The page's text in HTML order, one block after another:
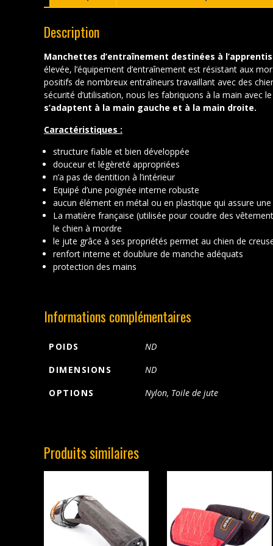
Description
Manchettes d’entraînement destinées à
élevée, l’équipement d’entraînement est résistant aux
positifs de nombreux entraîneurs travaillant avec des
sécurité d’utilisation, nous les fabriquons à la main avec
s’adaptent à la main gauche et à la main droite.
Caractéristiques :
structure fiable et bien développée
douceur et légèreté appropriées
n’a pas de dentition à l’intérieur
Equipé d’une poignée interne robuste
aucun élément en métal ou en plastique qui assure
La matière française (utilisée pour coudre des
le chien à mordre
le jute grâce à ses propriétés permet au chien de
renfort interne et doublure de manche adéquats
protection des mains
Informations complémentaires
POIDS
ND
DIMENSIONS
ND
OPTIONS
Nylon, Toile de jute
Produits similaires